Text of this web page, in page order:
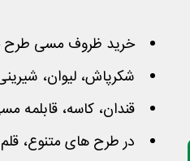
خرید ظروف مسی طرح
شکرپاش، لیوان،
قندان، کاسه،
در طرح های متنوع،